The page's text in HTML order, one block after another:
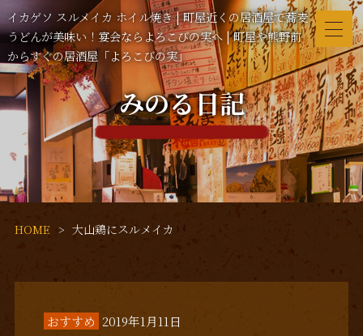
イカゲソ スルメイカ ホイル焼き | 町屋近くの居酒屋で蕎麦
うどんが美味い！宴会ならよろこびの実へ | 町屋や熊野前
からすぐの居酒屋「よろこびの実」
みのる日記
HOME 大山鶏にスルメイカ
おすすめ 2019年1月11日